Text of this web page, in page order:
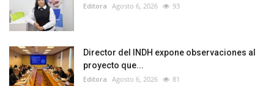
Editora Agosto 6, 2026 93
Director del INDH expone observaciones al
proyecto que...
Editora Agosto 6, 2026 81